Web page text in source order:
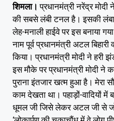
शिमला। प्रधानमंत्री नरेंद्र
की सबसे लंबी टनल है। इसकी
लेह-मनाली हाईवे पर इस बनाया
नाम पूर्व प्रधानमंत्री अटल
किया। प्रधानमंत्री मोदी ने हरी
इस मौके पर प्रधानमंत्री मोदी ने
पुराना इंतजार खत्म हुआ है। मेरा
काम देखता था। पहाड़ों-वादियों
धूमल जी जिसे लेकर अटल जी से जो